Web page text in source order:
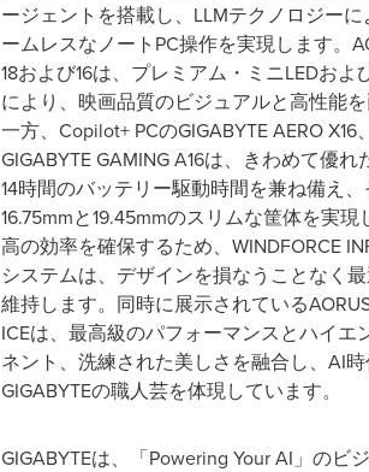
ージェントを搭載し、LLMテクノロジー
ームレスなノートPC操作を実現します。
18および16は、プレミアム・ミニLEDおよ
により、映画品質のビジュアルと高性能を
一方、Copilot+ PCのGIGABYTE AERO X16
GIGABYTE GAMING A16は、きわめて優
14時間のバッテリー駆動時間を兼ね備え
16.75mmと19.45mmのスリムな筐体を実
高の効率を確保するため、WINDFORCE
システムは、デザインを損なうことなく
維持します。同時に展示されている
ICEは、最高級のパフォーマンスとハイエ
ネント、洗練された美しさを融合し、AI
GIGABYTEの職人芸を体現しています。
GIGABYTEは、「Powering Your AI」の